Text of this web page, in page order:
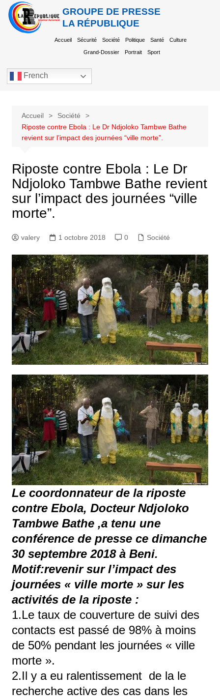
GROUPE DE PRESSE
LA RÉPUBLIQUE
Accueil Sécurité Société Politique Santé Culture
Grand-Dossier Portrait Sport
French
Accueil
Société
Riposte contre Ebola : Le Dr Ndjoloko Tambwe Bathe
revient sur l’impact des journées “ville morte”.
Riposte contre Ebola : Le Dr
Ndjoloko Tambwe Bathe revient
sur l’impact des journées “ville
morte”.
valery 1 octobre 2018 0 Société
Le coordonnateur de la riposte
contre Ebola, Docteur Ndjoloko
Tambwe Bathe ,a tenu une
conférence de presse ce dimanche
30 septembre 2018 à Beni.
Motif:revenir sur l’impact des
journées « ville morte » sur les
activités de la riposte :
1.Le taux de couverture de suivi des
contacts est passé de 98% à moins
de 50% pendant les journées « ville
morte ».
2.Il y a eu ralentissement de la le
recherche active des cas dans les